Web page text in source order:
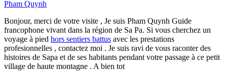
Pham Quynh
Bonjour, merci de votre visite , Je suis Pham Quynh Guide
francophone vivant dans la région de Sa Pa. Si vous cherchez un
voyage à pied hors sentiers battus avec les prestations
profesionnelles , contactez moi . Je suis ravi de vous raconter des
histoires de Sapa et de ses habitants pendant votre passage à ce petit
village de haute montagne . A bien tot